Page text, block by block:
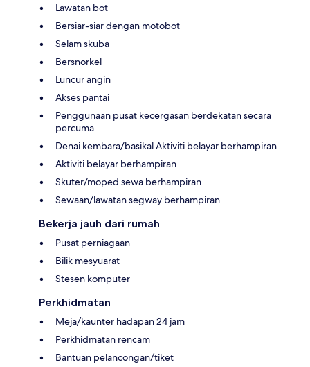
Lawatan bot
Bersiar-siar dengan motobot
Selam skuba
Bersnorkel
Luncur angin
Akses pantai
Penggunaan pusat kecergasan berdekatan secara
percuma
Denai kembara/basikal Aktiviti belayar berhampiran
Aktiviti belayar berhampiran
Skuter/moped sewa berhampiran
Sewaan/lawatan segway berhampiran
Bekerja jauh dari rumah
Pusat perniagaan
Bilik mesyuarat
Stesen komputer
Perkhidmatan
Meja/kaunter hadapan 24 jam
Perkhidmatan rencam
Bantuan pelancongan/tiket